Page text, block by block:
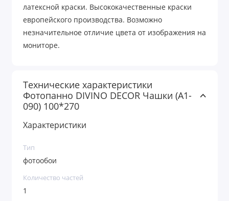
латексной краски. Высококачественные краски
европейского производства. Возможно
незначительное отличие цвета от изображения на
мониторе.
Технические характеристики
Фотопанно DIVINO DECOR Чашки (А1-
090) 100*270
Характеристики
Тип
фотообои
Количество частей
1